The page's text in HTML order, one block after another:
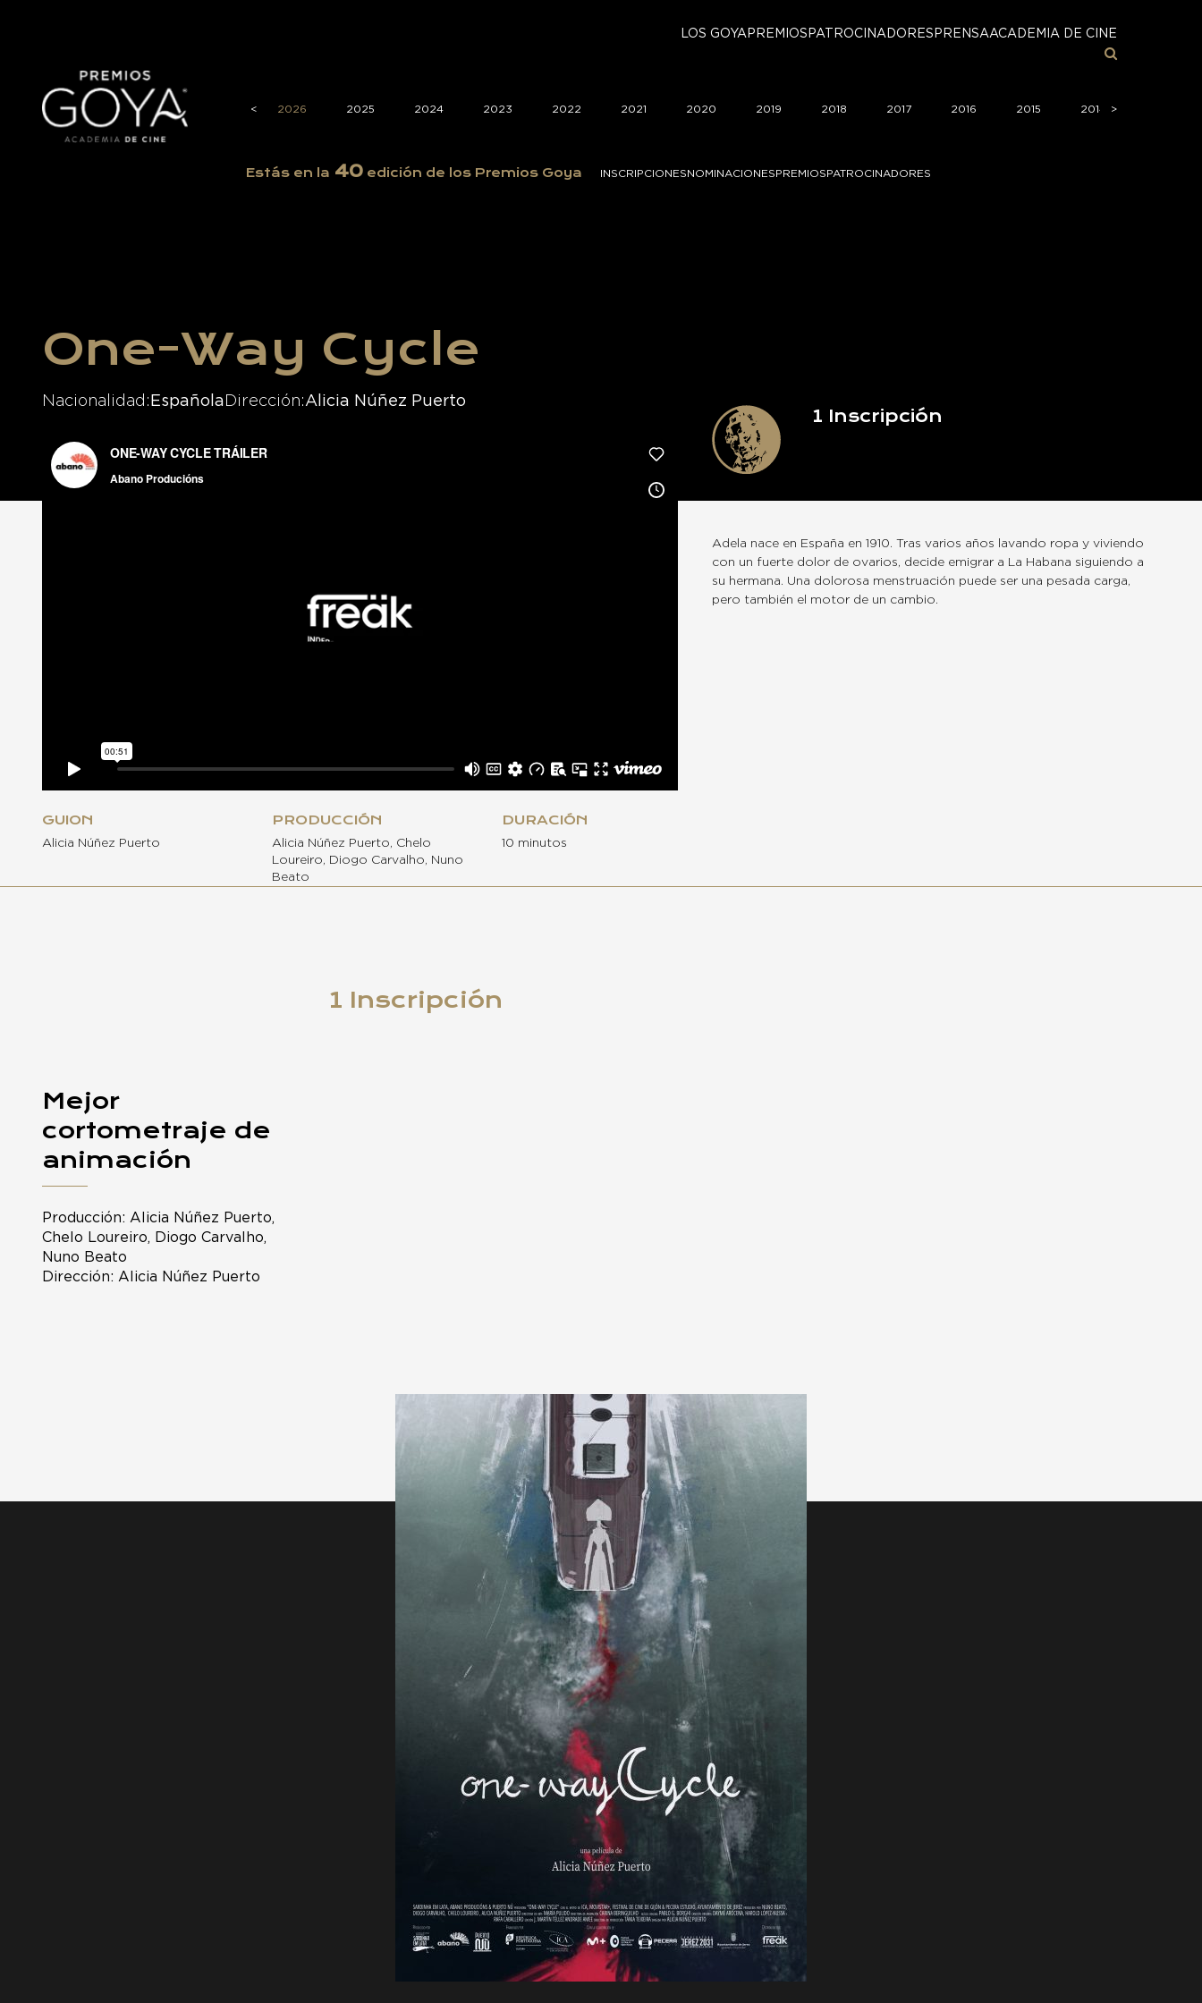
LOS GOYA PREMIOS PATROCINADORES PRENSAACADEMIA DE CINE
< 2026 2025 2024 2023 2022 2021 2020 2019 2018 2017 2016 2015 2014 >
Estás en la 40 edición de los Premios Goya INSCRIPCIONESNOMINACIONESPREMIOSPATROCINADORES
One-Way Cycle
Nacionalidad Española Dirección Alicia Núñez Puerto
1 Inscripción
Adela nace en España en 1910. Tras varios años lavando ropa y viviendo
con un fuerte dolor de ovarios, decide emigrar a La Habana siguiendo a
su hermana. Una dolorosa menstruación puede ser una pesada carga,
pero también el motor de un cambio.
GUION
Alicia Núñez Puerto
PRODUCCIÓN
Alicia Núñez Puerto, Chelo
Loureiro, Diogo Carvalho, Nuno
Beato
DURACIÓN
10 minutos
1 Inscripción
Mejor
cortometraje de
animación
Producción: Alicia Núñez Puerto,
Chelo Loureiro, Diogo Carvalho,
Nuno Beato
Dirección: Alicia Núñez Puerto